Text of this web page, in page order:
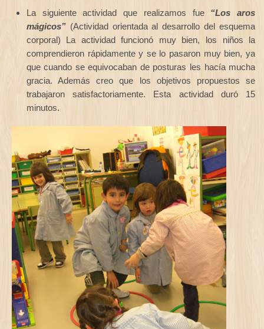
La siguiente actividad que realizamos fue “Los aros
mágicos”(Actividad orientada al desarrollo del esquema
corporal) La actividad funcionó muy bien, los niños la
comprendieron rápidamente y se lo pasaron muy bien, ya
que cuando se equivocaban de posturas les hacía mucha
gracia. Además creo que los objetivos propuestos se
trabajaron satisfactoriamente. Esta actividad duró 15
minutos.